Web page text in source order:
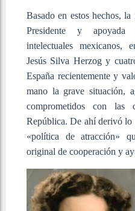
Basado en estos hechos,
Presidente y apoyada
intelectuales mexicanos,
Jesús Silva Herzog y
España recientemente y
mano la grave situación,
comprometidos con
República. De ahí derivó lo
«política de atracción»
original de cooperación y